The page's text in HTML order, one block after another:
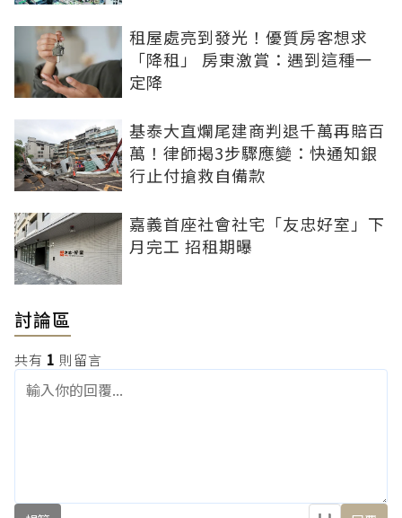
租屋處亮到發光！優質房客想求
「降租」 房東激賞：遇到這種一
定降
基泰大直爛尾建商判退千萬再賠百
萬！律師揭3步驟應變：快通知銀
行止付搶救自備款
嘉義首座社會社宅「友忠好室」下
月完工 招租期曝
討論區
共有 1 則留言